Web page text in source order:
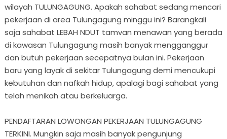
wilayah TULUNGAGUNG. Apakah sahabat sedang mencari
pekerjaan di area Tulungagung minggu ini? Barangkali
saja sahabat LEBAH NDUT tamvan menawan yang berada
di kawasan Tulungagung masih banyak mengganggur
dan butuh pekerjaan secepatnya bulan ini. Pekerjaan
baru yang layak di sekitar Tulungagung demi mencukupi
kebutuhan dan nafkah hidup, apalagi bagi sahabat yang
telah menikah atau berkeluarga.
PENDAFTARAN LOWONGAN PEKERJAAN TULUNGAGUNG
TERKINI. Mungkin saja masih banyak pengunjung